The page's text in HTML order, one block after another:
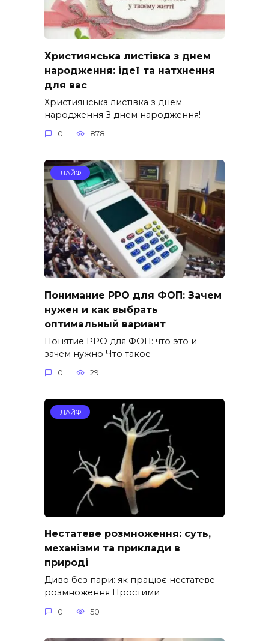
Християнська листівка з днем
народження: ідеї та натхнення
для вас
Християнська листівка з днем
народження З днем народження!
0 878
ЛАЙФ
Понимание РРО для ФОП: Зачем
нужен и как выбрать
оптимальный вариант
Понятие РРО для ФОП: что это и
зачем нужно Что такое
0 29
ЛАЙФ
Нестатеве розмноження: суть,
механізми та приклади в
природі
Диво без пари: як працює нестатеве
розмноження Простими
0 50